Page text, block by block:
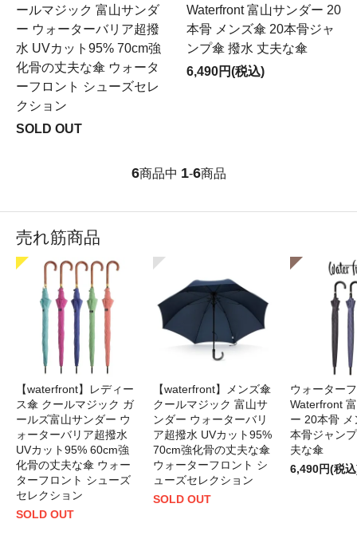
ールマジック 富山サンダ
ー ウォーターバリア超撥
水 UVカット95% 70cm強
化骨の丈夫な傘 ウォータ
ーフロント シューズセレ
クション
SOLD OUT
Waterfront 富山サンダー 20
本骨 メンズ傘 20本骨ジャ
ンプ傘 撥水 丈夫な傘
6,490円(税込)
6商品中 1-6商品
売れ筋商品
【waterfront】レディー
ス傘 クールマジック ガ
ールズ富山サンダー ウ
ォーターバリア超撥水
UVカット95% 60cm強
化骨の丈夫な傘 ウォー
ターフロント シューズ
セレクション
SOLD OUT
【waterfront】メンズ傘
クールマジック 富山サ
ンダー ウォーターバリ
ア超撥水 UVカット95%
70cm強化骨の丈夫な傘
ウォーターフロント シ
ューズセレクション
SOLD OUT
ウォーター
Waterfront
ー 20本骨 メ
本骨ジャン
夫な傘
6,490円(税